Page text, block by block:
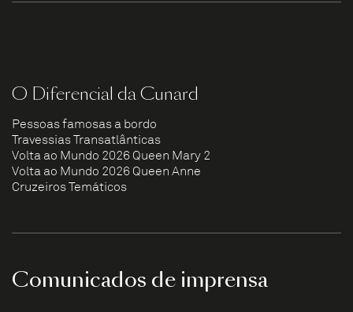
O Diferencial da Cunard
Pessoas famosas a bordo
Travessias Transatlânticas
Volta ao Mundo 2026 Queen Mary 2
Volta ao Mundo 2026 Queen Anne
Cruzeiros Temáticos
Comunicados de imprensa